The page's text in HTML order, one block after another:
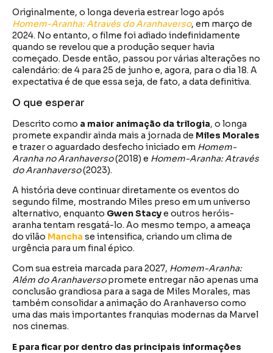
Originalmente, o longa deveria estrear logo após
Homem-Aranha: Através do Aranhaverso, em março de
2024. No entanto, o filme foi adiado indefinidamente
quando se revelou que a produção sequer havia
começado. Desde então, passou por várias alterações no
calendário: de 4 para 25 de junho e, agora, para o dia 18. A
expectativa é de que essa seja, de fato, a data definitiva.
O que esperar
Descrito como a maior animação da trilogia, o longa
promete expandir ainda mais a jornada de Miles Morales
e trazer o aguardado desfecho iniciado em Homem-
Aranha no Aranhaverso(2018) e Homem-Aranha: Através
do Aranhaverso(2023).
A história deve continuar diretamente os eventos do
segundo filme, mostrando Miles preso em um universo
alternativo, enquanto Gwen Stacye outros heróis-
aranha tentam resgatá-lo. Ao mesmo tempo, a ameaça
do vilão Mancha se intensifica, criando um clima de
urgência para um final épico.
Com sua estreia marcada para 2027, Homem-Aranha:
Além do Aranhaversopromete entregar não apenas uma
conclusão grandiosa para a saga de Miles Morales, mas
também consolidar a animação do Aranhaverso como
uma das mais importantes franquias modernas da Marvel
nos cinemas.
E para ficar por dentro das principais informações